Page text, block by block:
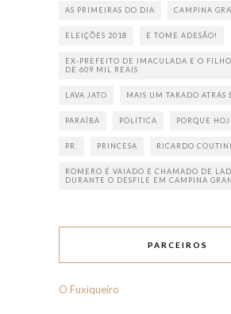
AS PRIMEIRAS DO DIA CAMPINA
ELEIÇÕES 2018 E TOME ADESÃO!
EX-PREFEITO DE IMACULADA E O
DE 609 MIL REAIS
LAVA JATO MAIS UM TARADO ATRÁS
PARAÍBA POLÍTICA PORQUE
PR. PRINCESA RICARDO
ROMERO É VAIADO E CHAMADO DE
DURANTE O DESFILE EM CAMPINA
PARCEIROS
O Fuxiqueiro